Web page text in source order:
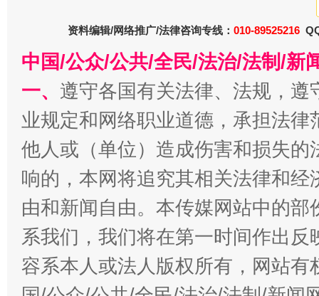
在谋一域中谋全局
今
资料编辑/网络推广/法律咨询专线： 010-89525216
中国/公众/公共/全民/法治/法制/新
一、 遵守各国有关法律、法规，
业规定和网络职业道德，承担法
他人或（单位）造成伤害和损失
响的，本网将追究其相关法律和
由和新闻自由。本传媒网站中的
系我们，我们将在第一时间作出
容系本人或法人版权所有，网站